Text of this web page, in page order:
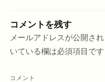
コメントを残す
メールアドレスが公開さ
いている欄は必須項目です
コメント